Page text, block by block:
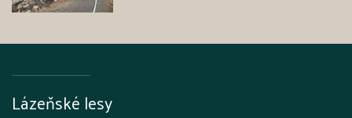
Lázeňské lesy